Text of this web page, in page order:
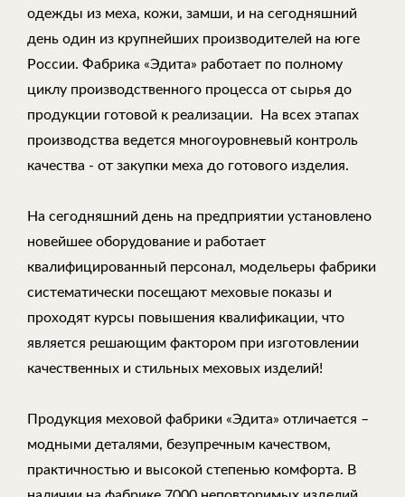
одежды из меха, кожи, замши, и на сегодняшний
день один из крупнейших производителей на юге
России. Фабрика «Эдита» работает по полному
циклу производственного процесса от сырья до
продукции готовой к реализации. На всех этапах
производства ведется многоуровневый контроль
качества - от закупки меха до готового изделия.
На сегодняшний день на предприятии установлено
новейшее оборудование и работает
квалифицированный персонал, модельеры фабрики
систематически посещают меховые показы и
проходят курсы повышения квалификации, что
является решающим фактором при изготовлении
качественных и стильных меховых изделий!
Продукция меховой фабрики «Эдита» отличается –
модными деталями, безупречным качеством,
практичностью и высокой степенью комфорта. В